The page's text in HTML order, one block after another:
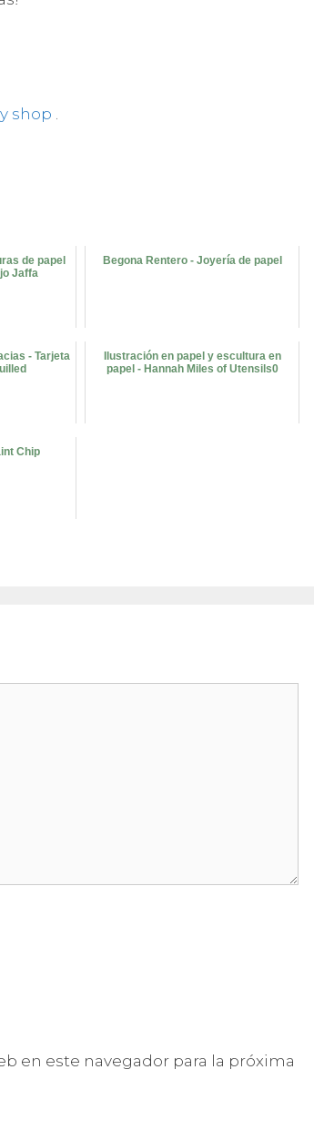
shop .
de papel
Jaffa
Begona Rentero - Joyería de papel
- Tarjeta
Ilustración en papel y escultura en
papel - Hannah Miles of Utensils0
Chip
en este navegador para la próxima